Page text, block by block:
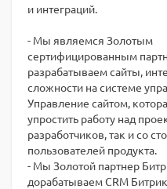
и интеграций.
- Мы являемся Золотым
сертифицированным
разрабатываем сайты,
сложности на системе
Управление сайтом,
упростить работу над
разработчиков, так и со
пользователей продукта.
- Мы Золотой партнер
дорабатываем CRM